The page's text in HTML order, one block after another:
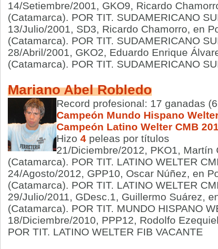
14/Setiembre/2001, GKO9, Ricardo
(Catamarca). POR TIT. SUDAMERICANO
13/Julio/2001, SD3, Ricardo Chamorro, en
(Catamarca). POR TIT. SUDAMERICANO
28/Abril/2001, GKO2, Eduardo Enrique
(Catamarca). POR TIT. SUDAMERICANO
Mariano Abel Robledo
Record profesional: 17 ganadas
Campeón Mundo Hispano
Campeón Latino Welter CMB
Hizo 4 peleas por títulos
21/Diciembre/2012, PKO1,
(Catamarca). POR TIT. LATINO WELTER
24/Agosto/2012, GPP10, Oscar Núñez, en
(Catamarca). POR TIT. LATINO WELTER
29/Julio/2011, GDesc.1, Guillermo Suárez,
(Catamarca). POR TIT. MUNDO HISPANO
18/Diciembre/2010, PPP12, Rodolfo
POR TIT. LATINO WELTER FIB VACANTE